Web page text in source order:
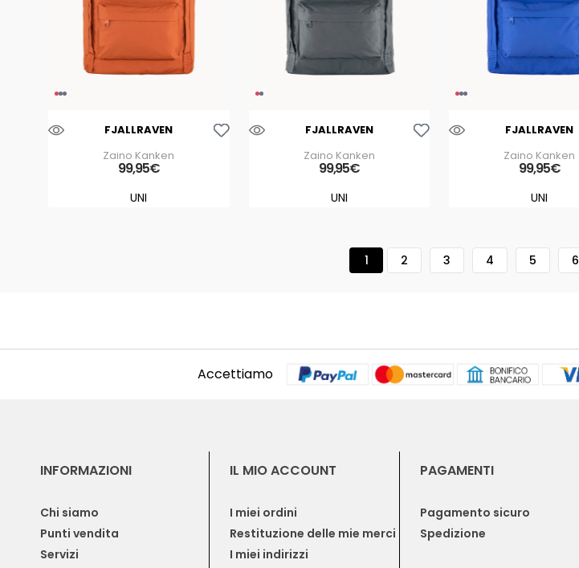
FJALLRAVEN
Zaino Kanken
99,95€
FJALLRAVEN
Zaino Kanken
99,95€
FJALLRAVEN
Zaino Kanken
99,95€
1 2 3 4 5 6
Accettiamo
INFORMAZIONI
Chi siamo
Punti vendita
Servizi
IL MIO ACCOUNT
I miei ordini
Restituzione delle mie merci
I miei indirizzi
PAGAMENTI
Pagamento sicuro
Spedizione